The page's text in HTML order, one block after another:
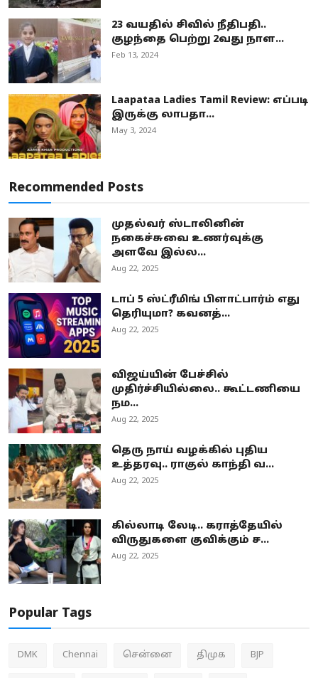
23 வயதில் சிவில் நீதிபதி..
குழந்தை பெற்று 2வது நாள...
Feb 13, 2024
Laapataa Ladies Tamil Review: எப்படி
இருக்கு லாபதா...
May 3, 2024
Recommended Posts
முதல்வர் ஸ்டாலினின்
நகைச்சுவை உணர்வுக்கு
அளவே இல்ல...
Aug 22, 2025
டாப் 5 ஸ்ட்ரீமிங் பிளாட்பார்ம் எது
தெரியுமா? கவனத்...
Aug 22, 2025
விஜய்யின் பேச்சில்
முதிர்ச்சியில்லை.. கூட்டணியை
நம...
Aug 22, 2025
தெரு நாய் வழக்கில் புதிய
உத்தரவு.. ராகுல் காந்தி வ...
Aug 22, 2025
கில்லாடி லேடி.. கராத்தேயில்
விருதுகளை குவிக்கும் ச...
Aug 22, 2025
Popular Tags
DMK Chennai சென்னை திமுக BJP